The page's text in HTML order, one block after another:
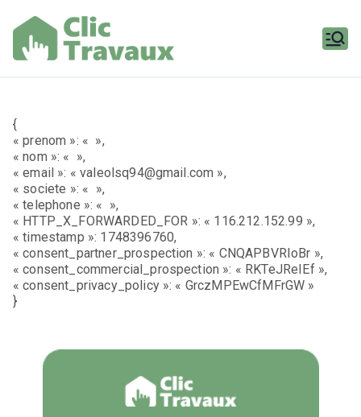
contenu
{
« prenom »: « »,
« nom »: « »,
« email »: « valeolsq94@gmail.com »,
« societe »: « »,
« telephone »: « »,
« HTTP_X_FORWARDED_FOR »: « 116.212.152.99 »,
« timestamp »: 1748396760,
« consent_partner_prospection »: « CNQAPBVRIoBr »,
« consent_commercial_prospection »: « RKTeJReIEf »,
« consent_privacy_policy »: « GrczMPEwCfMFrGW »
}